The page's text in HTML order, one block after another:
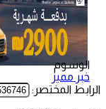
الوسوم
خبر مميز
الرابط المختصر: